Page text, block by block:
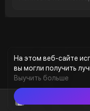
На этом веб-сайте
вы могли получить
Выучить больше